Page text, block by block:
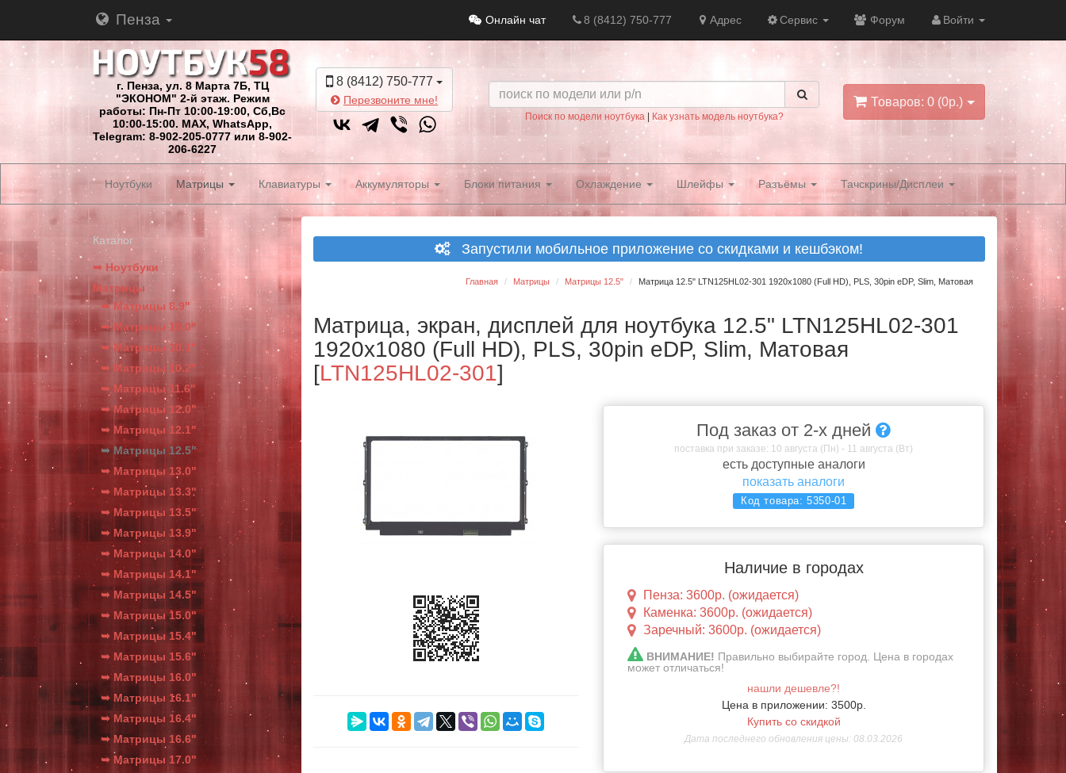
Пенза Онлайн чат 8 (8412) 750-777 Адрес Сервис Форум Войти
г. Пенза, ул. 8 Марта 7Б, ТЦ
"ЭКОНОМ" 2-й этаж. Режим
работы: Пн-Пт 10:00-19:00, Сб,Вс
10:00-15:00. MAX, WhatsApp,
Telegram: 8-902-205-0777 или 8-902-
206-6227
8 (8412) 750-777
Перезвоните мне!
Поиск по модели ноутбука| Как узнать модель ноутбука?
Товаров: 0 (0р.)
Ноутбуки Матрицы Клавиатуры Аккумуляторы Блоки питания Охлаждение Шлейфы Разъёмы Тачскрины/Дисплеи
Каталог
➥ Ноутбуки
Матрицы
➥ Матрицы 8.9"
➥ Матрицы 10.0"
➥ Матрицы 10.1"
➥ Матрицы 10.2"
➥ Матрицы 11.6"
➥ Матрицы 12.0"
➥ Матрицы 12.1"
➥ Матрицы 12.5"
➥ Матрицы 13.0"
➥ Матрицы 13.3"
➥ Матрицы 13.5"
➥ Матрицы 13.9"
➥ Матрицы 14.0"
➥ Матрицы 14.1"
➥ Матрицы 14.5"
➥ Матрицы 15.0"
➥ Матрицы 15.4"
➥ Матрицы 15.6"
➥ Матрицы 16.0"
➥ Матрицы 16.1"
➥ Матрицы 16.4"
➥ Матрицы 16.6"
➥ Матрицы 17.0"
Запустили мобильное приложение со скидками и кешбэком!
Главная Матрицы Матрицы 12.5" Матрица 12.5" LTN125HL02-301 1920x1080 (Full HD), PLS, 30pin eDP, Slim, Матовая
Матрица, экран, дисплей для ноутбука 12.5" LTN125HL02-301
1920x1080 (Full HD), PLS, 30pin eDP, Slim, Матовая
[LTN125HL02-301]
Под заказ от 2-х дней
поставка при заказе: 10 августа (Пн) - 11 августа (Вт)
есть доступные аналоги
показать аналоги
Код товара:5350-01
Наличие в городах
Пенза: 3600р. (ожидается)
Каменка: 3600р. (ожидается)
Заречный: 3600р. (ожидается)
ВНИМАНИЕ! Правильно выбирайте город. Цена в городах
может отличаться!
нашли дешевле?!
Цена в приложении: 3500р.
Купить со скидкой
Дата последнего обновления цены: 08.03.2026